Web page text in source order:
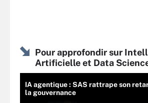
Pour approfondir sur
Artificielle et Data
IA agentique : SAS rattrape son
la gouvernance